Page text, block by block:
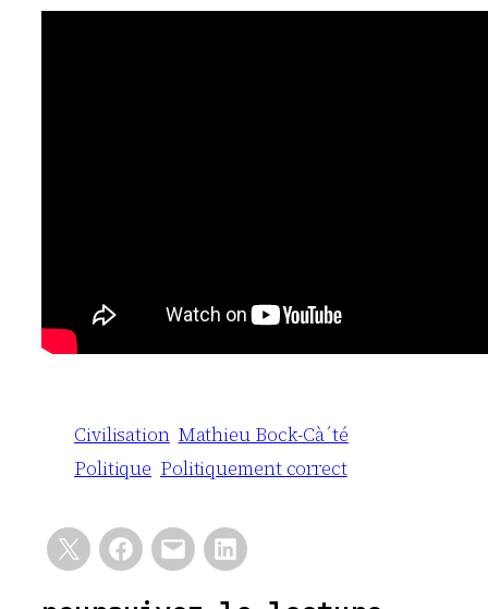
Civilisation Mathieu Bock-Cà´té
Politique Politiquement correct